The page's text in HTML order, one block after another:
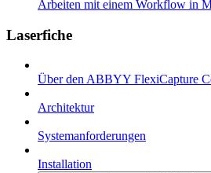
Arbeiten mit einem Workflow in
Laserfiche
Über den ABBYY FlexiCapture
Architektur
Systemanforderungen
Installation